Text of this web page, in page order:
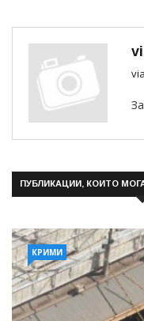
ПУБЛИКАЦИИ, КОИТО
КРИМИ